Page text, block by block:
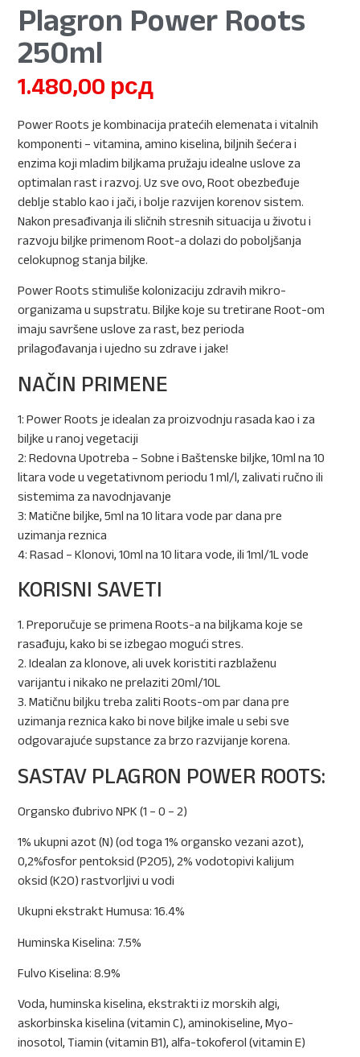
Plagron Power Roots
250ml
1.480,00 рсд
Power Roots je kombinacija pratećih elemenata i vitalnih
komponenti – vitamina, amino kiselina, biljnih šećera i
enzima koji mladim biljkama pružaju idealne uslove za
optimalan rast i razvoj. Uz sve ovo, Root obezbeđuje
deblje stablo kao i jači, i bolje razvijen korenov sistem.
Nakon presađivanja ili sličnih stresnih situacija u životu i
razvoju biljke primenom Root-a dolazi do poboljšanja
celokupnog stanja biljke.
Power Roots stimuliše kolonizaciju zdravih mikro-
organizama u supstratu. Biljke koje su tretirane Root-om
imaju savršene uslove za rast, bez perioda
prilagođavanja i ujedno su zdrave i jake!
NAČIN PRIMENE
1: Power Roots je idealan za proizvodnju rasada kao i za
biljke u ranoj vegetaciji
2: Redovna Upotreba – Sobne i Baštenske biljke, 10ml na 10
litara vode u vegetativnom periodu 1 ml/l, zalivati ručno ili
sistemima za navodnjavanje
3: Matične biljke, 5ml na 10 litara vode par dana pre
uzimanja reznica
4: Rasad – Klonovi, 10ml na 10 litara vode, ili 1ml/1L vode
KORISNI SAVETI
1. Preporučuje se primena Roots-a na biljkama koje se
rasađuju, kako bi se izbegao mogući stres.
2. Idealan za klonove, ali uvek koristiti razblaženu
varijantu i nikako ne prelaziti 20ml/10L
3. Matičnu biljku treba zaliti Roots-om par dana pre
uzimanja reznica kako bi nove biljke imale u sebi sve
odgovarajuće supstance za brzo razvijanje korena.
SASTAV PLAGRON POWER ROOTS:
Organsko đubrivo NPK (1 – 0 – 2)
1% ukupni azot (N) (od toga 1% organsko vezani azot),
0,2%fosfor pentoksid (P2O5), 2% vodotopivi kalijum
oksid (K2O) rastvorljivi u vodi
Ukupni ekstrakt Humusa: 16.4%
Huminska Kiselina: 7.5%
Fulvo Kiselina: 8.9%
Voda, huminska kiselina, ekstrakti iz morskih algi,
askorbinska kiselina (vitamin C), aminokiseline, Myo-
inosotol, Tiamin (vitamin B1), alfa-tokoferol (vitamin E)